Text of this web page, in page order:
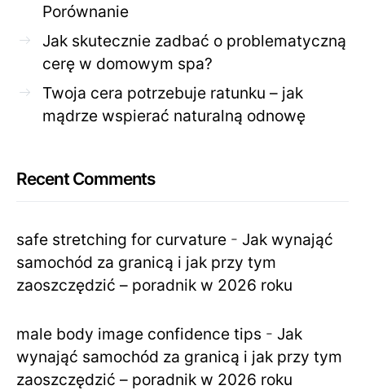
Porównanie
Jak skutecznie zadbać o problematyczną
cerę w domowym spa?
Twoja cera potrzebuje ratunku – jak
mądrze wspierać naturalną odnowę
Recent Comments
safe stretching for curvature - Jak wynająć
samochód za granicą i jak przy tym
zaoszczędzić – poradnik w 2026 roku
male body image confidence tips - Jak
wynająć samochód za granicą i jak przy tym
zaoszczędzić – poradnik w 2026 roku